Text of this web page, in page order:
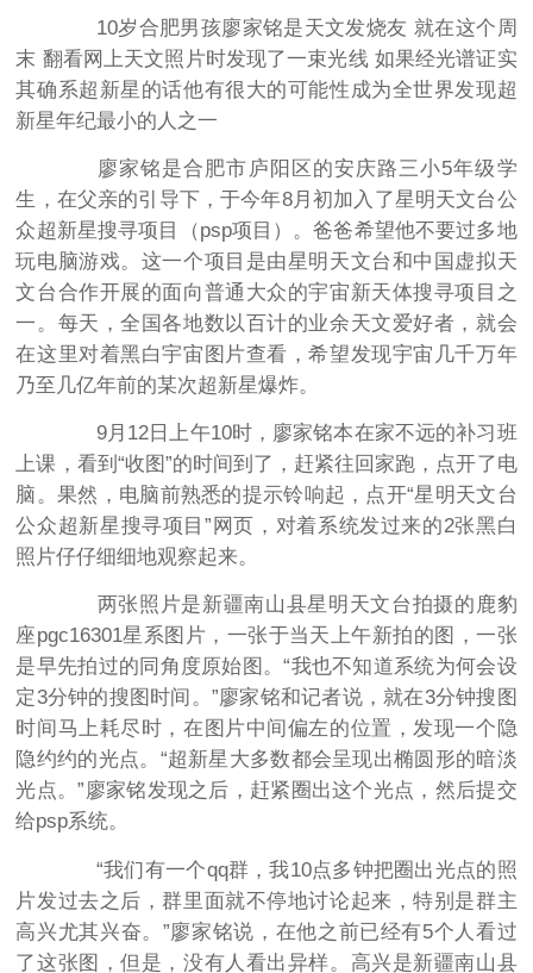
10岁合肥男孩廖家铭是天文发烧友 就在这个周
末 翻看网上天文照片时发现了一束光线 如果经光谱证实
其确系超新星的话他有很大的可能性成为全世界发现超
新星年纪最小的人之一
廖家铭是合肥市庐阳区的安庆路三小5年级学
生，在父亲的引导下，于今年8月初加入了星明天文台公
众超新星搜寻项目（psp项目）。爸爸希望他不要过多地
玩电脑游戏。这一个项目是由星明天文台和中国虚拟天
文台合作开展的面向普通大众的宇宙新天体搜寻项目之
一。每天，全国各地数以百计的业余天文爱好者，就会
在这里对着黑白宇宙图片查看，希望发现宇宙几千万年
乃至几亿年前的某次超新星爆炸。
9月12日上午10时，廖家铭本在家不远的补习班
上课，看到“收图”的时间到了，赶紧往回家跑，点开了电
脑。果然，电脑前熟悉的提示铃响起，点开“星明天文台
公众超新星搜寻项目”网页，对着系统发过来的2张黑白
照片仔仔细细地观察起来。
两张照片是新疆南山县星明天文台拍摄的鹿豹
座pgc16301星系图片，一张于当天上午新拍的图，一张
是早先拍过的同角度原始图。“我也不知道系统为何会设
定3分钟的搜图时间。”廖家铭和记者说，就在3分钟搜图
时间马上耗尽时，在图片中间偏左的位置，发现一个隐
隐约约的光点。“超新星大多数都会呈现出椭圆形的暗淡
光点。”廖家铭发现之后，赶紧圈出这个光点，然后提交
给psp系统。
“我们有一个qq群，我10点多钟把圈出光点的照
片发过去之后，群里面就不停地讨论起来，特别是群主
高兴尤其兴奋。”廖家铭说，在他之前已经有5个人看过
了这张图，但是，没有人看出异样。高兴是新疆南山县